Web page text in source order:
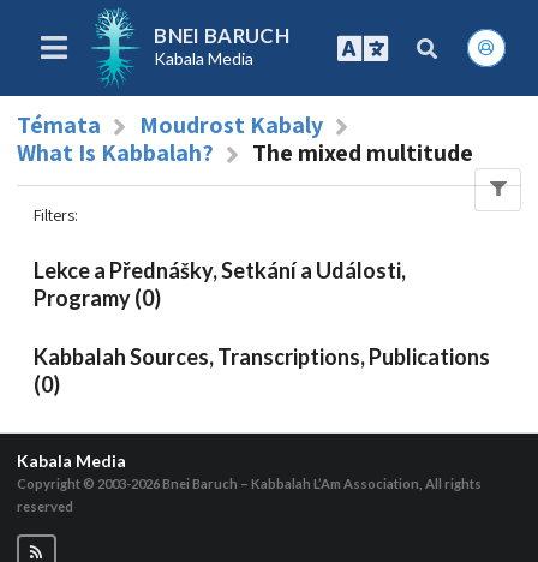
BNEI BARUCH
Kabala Media
Témata
Moudrost Kabaly
What Is Kabbalah?
The mixed multitude
Filters:
Lekce a Přednášky, Setkání a Události,
Programy (0)
Kabbalah Sources, Transcriptions, Publications
(0)
Kabala Media
Copyright © 2003-2026Bnei Baruch – Kabbalah L’Am Association, All rights
reserved